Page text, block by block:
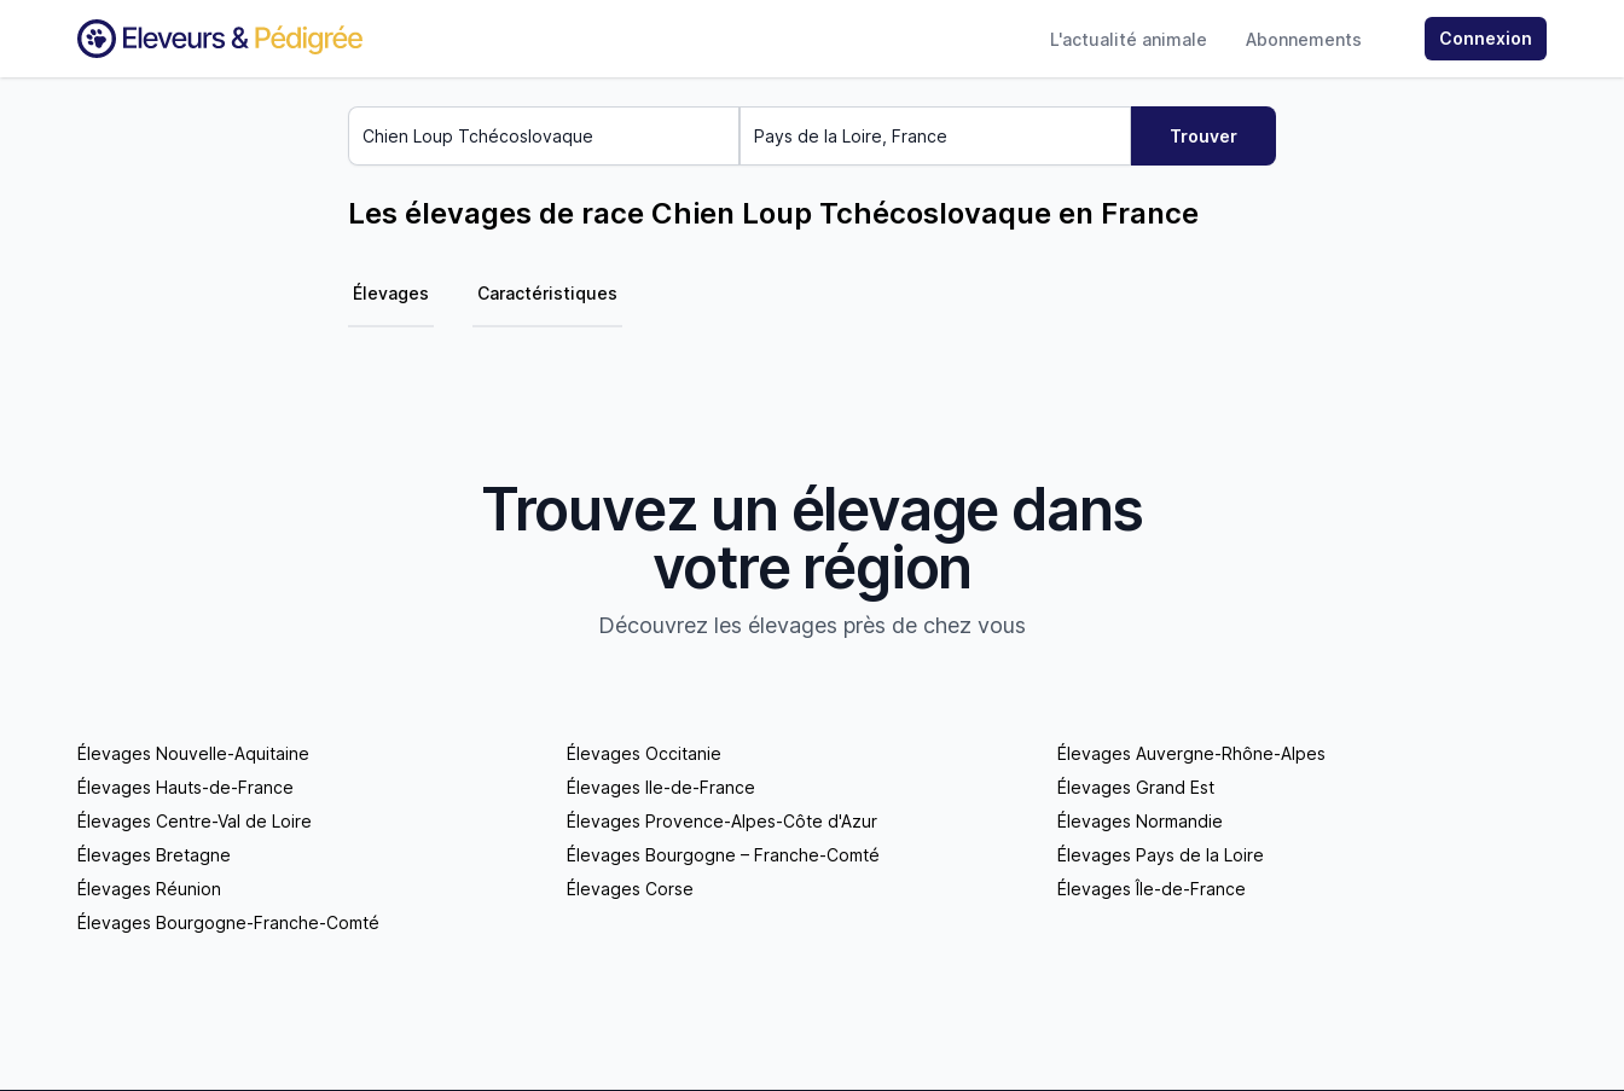
L'actualité animale Abonnements Connexion
Les élevages de race Chien Loup Tchécoslovaque en France
Élevages Caractéristiques
Trouvez un élevage dans
votre région
Découvrez les élevages près de chez vous
Élevages Nouvelle-Aquitaine Élevages Occitanie
Élevages Auvergne-Rhône-Alpes
Élevages Hauts-de-France
Élevages Ile-de-France
Élevages Grand Est
Élevages Centre-Val de Loire
Élevages Provence-Alpes-Côte d'Azur
Élevages Normandie
Élevages Bretagne
Élevages Bourgogne – Franche-Comté
Élevages Pays de la Loire
Élevages Réunion
Élevages Corse
Élevages Île-de-France
Élevages Bourgogne-Franche-Comté